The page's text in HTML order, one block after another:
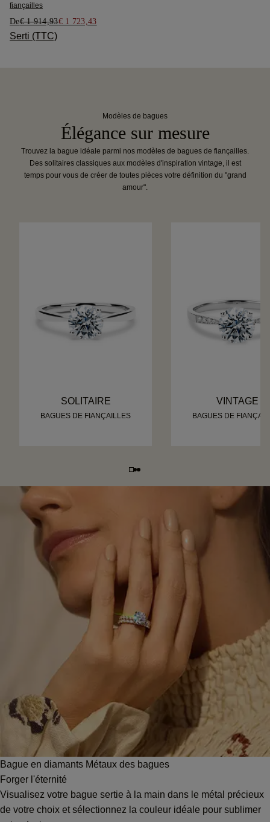
fiançailles
De€ 1 914,93€ 1 723,43
Serti (TTC)
Modèles de bagues
Élégance sur mesure
Trouvez la bague idéale parmi nos modèles de bagues de fiançailles.
Des solitaires classiques aux modèles d'inspiration vintage, il est
temps pour vous de créer de toutes pièces votre définition du "grand
amour".
SOLITAIRE
BAGUES DE FIANÇAILLES
VINTAGE
BAGUES DE
Bague en diamants Métaux des bagues
Forger l'éternité
Visualisez votre bague sertie à la main dans le métal précieux
de votre choix et sélectionnez la couleur idéale pour sublimer